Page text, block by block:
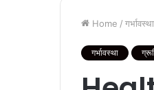
Home / गर्भावस्था
गर्भावस्था